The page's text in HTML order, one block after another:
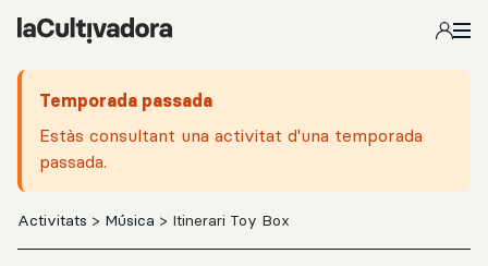
Salta al contingut principal
Temporada passada
Estàs consultant una activitat d'una temporada
passada.
Activitats > Música > Itinerari Toy Box